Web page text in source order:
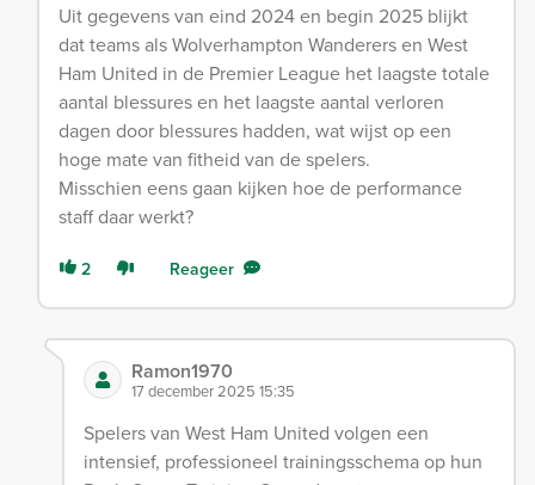
Uit gegevens van eind 2024 en begin 2025 blijkt
dat teams als Wolverhampton Wanderers en West
Ham United in de Premier League het laagste totale
aantal blessures en het laagste aantal verloren
dagen door blessures hadden, wat wijst op een
hoge mate van fitheid van de spelers.
Misschien eens gaan kijken hoe de performance
staff daar werkt?
2 Reageer
Ramon1970
17 december 2025 15:35
Spelers van West Ham United volgen een
intensief, professioneel trainingsschema op hun